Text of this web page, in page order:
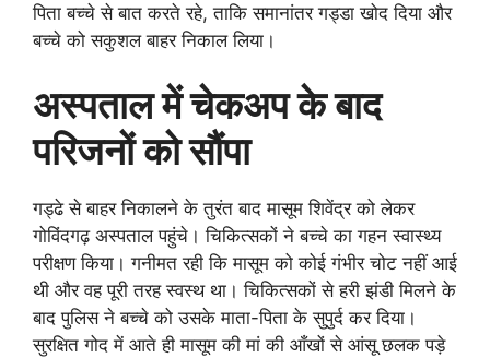
पिता बच्चे से बात करते रहे, ताकि समानांतर गड्डा खोद दिया और
बच्चे को सकुशल बाहर निकाल लिया।
अस्पताल में चेकअप के बाद
परिजनों को सौंपा
गड्ढे से बाहर निकालने के तुरंत बाद मासूम शिवेंद्र को लेकर
गोविंदगढ़ अस्पताल पहुंचे। चिकित्सकों ने बच्चे का गहन स्वास्थ्य
परीक्षण किया। गनीमत रही कि मासूम को कोई गंभीर चोट नहीं आई
थी और वह पूरी तरह स्वस्थ था। चिकित्सकों से हरी झंडी मिलने के
बाद पुलिस ने बच्चे को उसके माता-पिता के सुपुर्द कर दिया।
सुरक्षित गोद में आते ही मासूम की मां की आँखों से आंसू छलक पड़े